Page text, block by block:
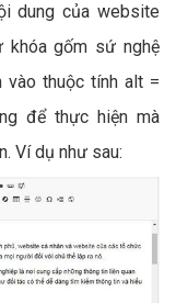
dung của website
khóa gốm sứ nghệ
vào thuộc tính alt =
để thực hiện mà
Ví dụ như sau: